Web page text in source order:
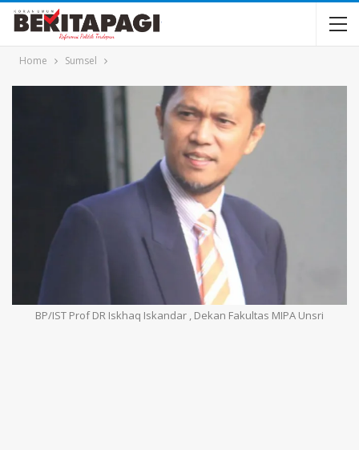
Home Sumsel
BP/IST Prof DR Iskhaq Iskandar , Dekan Fakultas MIPA Unsri